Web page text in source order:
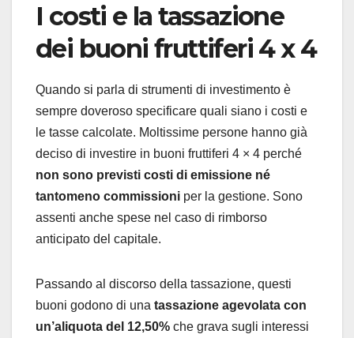
I costi e la tassazione
dei buoni fruttiferi 4 x 4
Quando si parla di strumenti di investimento è
sempre doveroso specificare quali siano i costi e
le tasse calcolate. Moltissime persone hanno già
deciso di investire in buoni fruttiferi 4 × 4 perché
non sono previsti costi di emissione né
tantomeno commissioni per la gestione. Sono
assenti anche spese nel caso di rimborso
anticipato del capitale.
Passando al discorso della tassazione, questi
buoni godono di una tassazione agevolata con
un’aliquota del 12,50% che grava sugli interessi